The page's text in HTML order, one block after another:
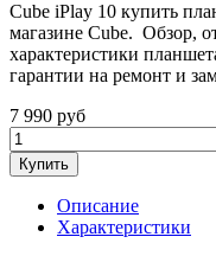
Cube iPlay 10 купить
магазине Cube. Обзор,
характеристики
гарантии на ремонт и
7 990 руб
Купить
Описание
Характеристики